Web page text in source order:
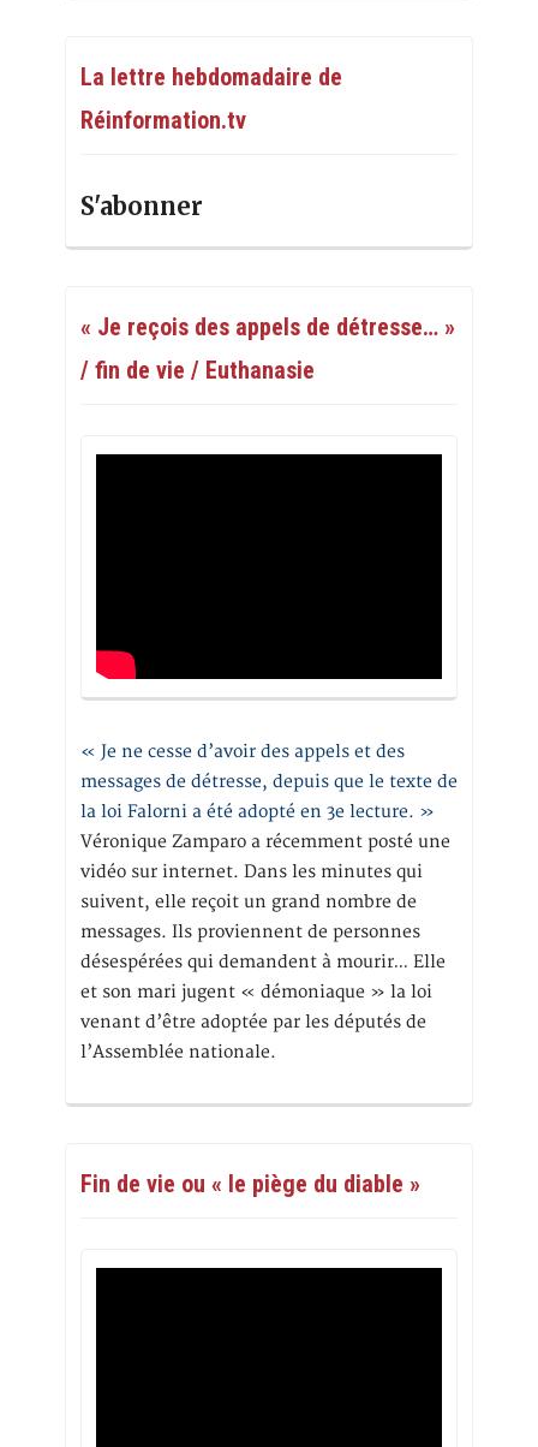
La lettre hebdomadaire de
Réinformation.tv
S'abonner
« Je reçois des appels de détresse… »
/ fin de vie / Euthanasie
« Je ne cesse d’avoir des appels et des
messages de détresse, depuis que le texte de
la loi Falorni a été adopté en 3e lecture. »
Véronique Zamparo a récemment posté une
vidéo sur internet. Dans les minutes qui
suivent, elle reçoit un grand nombre de
messages. Ils proviennent de personnes
désespérées qui demandent à mourir… Elle
et son mari jugent « démoniaque » la loi
venant d’être adoptée par les députés de
l’Assemblée nationale.
Fin de vie ou « le piège du diable »